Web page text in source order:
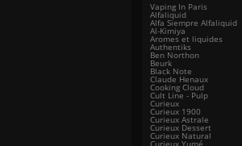
Vaping In Paris
Alfaliquid
Alfa Siempre Alfaliquid
Al-Kimiya
Aromes et liquides
Authentiks
Ben Northon
Beurk
Black Note
Claude Henaux
Cooking Cloud
Cult Line - Pulp
Curieux
Curieux 1900
Curieux Astrale
Curieux Dessert
Curieux Natural
Curieux Yumé